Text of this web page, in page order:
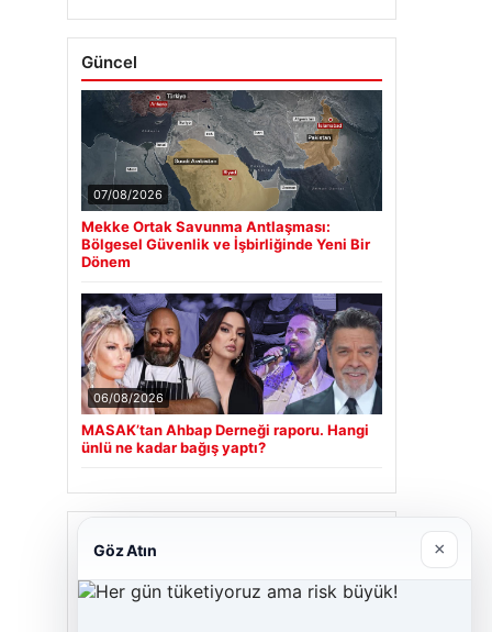
Güncel
07/08/2026
Mekke Ortak Savunma Antlaşması:
Bölgesel Güvenlik ve İşbirliğinde Yeni Bir
Dönem
06/08/2026
MASAK’tan Ahbap Derneği raporu. Hangi
ünlü ne kadar bağış yaptı?
Cengiz Sigorta
Göz Atın ×